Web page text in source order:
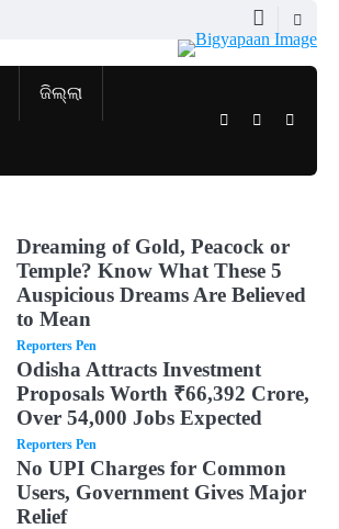
ଜିଲ୍ଲା
TwitterFacebook
Dreaming of Gold, Peacock or
Temple? Know What These 5
Auspicious Dreams Are Believed
to Mean
Reporters Pen
Odisha Attracts Investment
Proposals Worth ₹66,392 Crore,
Over 54,000 Jobs Expected
Reporters Pen
No UPI Charges for Common
Users, Government Gives Major
Relief